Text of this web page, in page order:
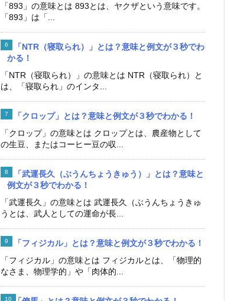
「893」の意味とは 893とは、ヤクザという意味です。
「893」は「...
「NTR（寝取られ）」とは？意味と例文が３秒でわ
かる！
「NTR（寝取られ）」の意味とは NTR（寝取られ）と
は、「寝取られ」のインタ...
「クロップ」とは？意味と例文が３秒でわかる！
「クロップ」の意味とは クロップとは、農産物として
の生豆、またはコーヒー豆の収...
「武運長久（ぶうんちょうきゅう）」とは？意味と
例文が３秒でわかる！
「武運長久」の意味とは 武運長久（ぶうんちょうきゅ
うとは、武人としての運命が長...
「フィジカル」とは？意味と例文が３秒でわかる！
「フィジカル」の意味とは フィジカルとは、「物理的
なさま、物理学的」や「肉体的...